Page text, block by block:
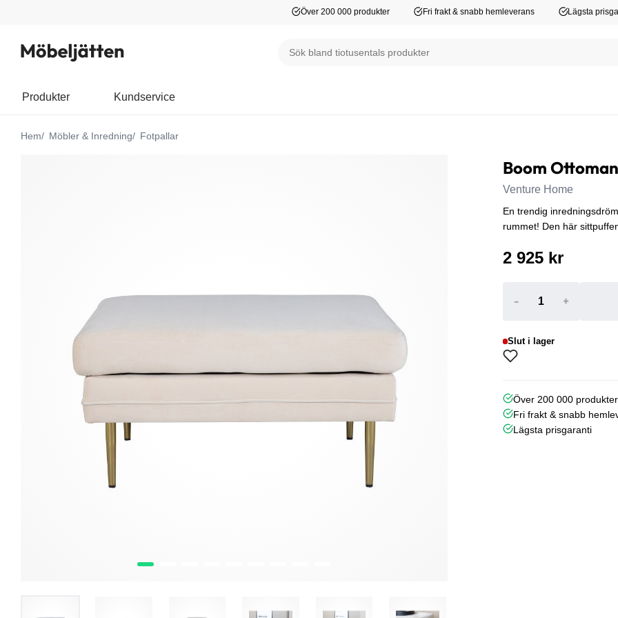
Över 200 000 produkter Fri frakt & snabb hemleverans Lägsta
Produkter Kundservice
Hem Möbler & Inredning Fotpallar
Boom Ottoman
Venture Home
En trendig
rummet! Den här
2 925 kr
- +
Slut i lager
Över 200 000 produkter
Fri frakt & snabb
Lägsta prisgaranti